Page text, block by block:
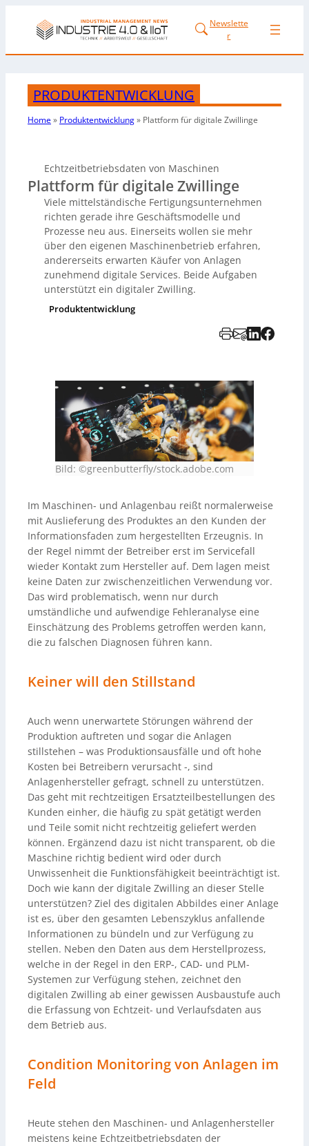
Newslette
r
PRODUKTENTWICKLUNG
Home» Produktentwicklung» Plattform für digitale Zwillinge
Echtzeitbetriebsdaten von Maschinen
Plattform für digitale Zwillinge
Viele mittelständische Fertigungsunternehmen
richten gerade ihre Geschäftsmodelle und
Prozesse neu aus. Einerseits wollen sie mehr
über den eigenen Maschinenbetrieb erfahren,
andererseits erwarten Käufer von Anlagen
zunehmend digitale Services. Beide Aufgaben
unterstützt ein digitaler Zwilling.
Produktentwicklung
Bild: ©greenbutterfly/stock.adobe.com
Im Maschinen- und Anlagenbau reißt normalerweise
mit Auslieferung des Produktes an den Kunden der
Informationsfaden zum hergestellten Erzeugnis. In
der Regel nimmt der Betreiber erst im Servicefall
wieder Kontakt zum Hersteller auf. Dem lagen meist
keine Daten zur zwischenzeitlichen Verwendung vor.
Das wird problematisch, wenn nur durch
umständliche und aufwendige Fehleranalyse eine
Einschätzung des Problems getroffen werden kann,
die zu falschen Diagnosen führen kann.
Keiner will den Stillstand
Auch wenn unerwartete Störungen während der
Produktion auftreten und sogar die Anlagen
stillstehen – was Produktionsausfälle und oft hohe
Kosten bei Betreibern verursacht -, sind
Anlagenhersteller gefragt, schnell zu unterstützen.
Das geht mit rechtzeitigen Ersatzteilbestellungen des
Kunden einher, die häufig zu spät getätigt werden
und Teile somit nicht rechtzeitig geliefert werden
können. Ergänzend dazu ist nicht transparent, ob die
Maschine richtig bedient wird oder durch
Unwissenheit die Funktionsfähigkeit beeinträchtigt ist.
Doch wie kann der digitale Zwilling an dieser Stelle
unterstützen? Ziel des digitalen Abbildes einer Anlage
ist es, über den gesamten Lebenszyklus anfallende
Informationen zu bündeln und zur Verfügung zu
stellen. Neben den Daten aus dem Herstellprozess,
welche in der Regel in den ERP-, CAD- und PLM-
Systemen zur Verfügung stehen, zeichnet den
digitalen Zwilling ab einer gewissen Ausbaustufe auch
die Erfassung von Echtzeit- und Verlaufsdaten aus
dem Betrieb aus.
Condition Monitoring von Anlagen im
Feld
Heute stehen den Maschinen- und Anlagenhersteller
meistens keine Echtzeitbetriebsdaten der